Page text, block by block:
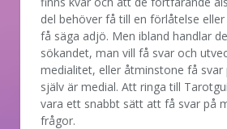
del behöver få till en förlåtelse
få säga adjö. Men ibland handlar
sökandet, man vill få svar och
medialitet, eller åtminstone få svar
själv är medial. Att ringa till
vara ett snabbt sätt att få svar på
frågor.